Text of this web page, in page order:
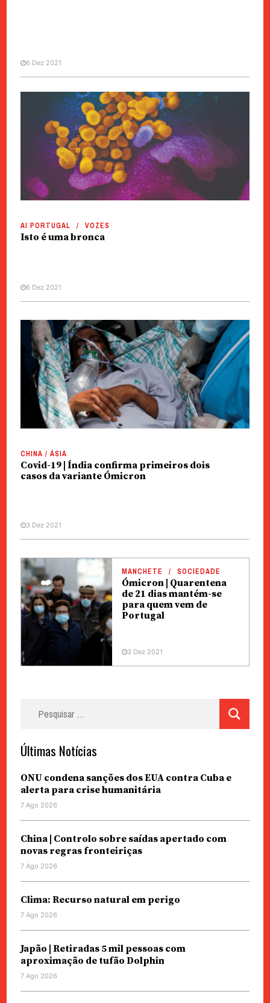
CHINA / ÁSIA
Covid-19 | Tailândia regista
primeiro caso de variante
Ómicron
6 Dez 2021
AI PORTUGAL VOZES
Isto é uma bronca
6 Dez 2021
CHINA / ÁSIA
Covid-19 | Índia confirma primeiros dois
casos da variante Ómicron
3 Dez 2021
MANCHETE SOCIEDADE
Ómicron | Quarentena
de 21 dias mantém-se
para quem vem de
Portugal
3 Dez 2021
Últimas Notícias
ONU condena sanções dos EUA contra Cuba e
alerta para crise humanitária
7 Ago 2026
China | Controlo sobre saídas apertado com
novas regras fronteiriças
7 Ago 2026
Clima: Recurso natural em perigo
7 Ago 2026
Japão | Retiradas 5 mil pessoas com
aproximação de tufão Dolphin
7 Ago 2026